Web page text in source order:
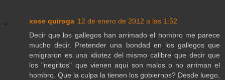
xose quiroga 12 de enero de 2012 a las 1:52
Decir que los gallegos han arrimado el hombro me parece
mucho decir. Pretender una bondad en los gallegos que
emigraron es una idiotez del mismo calibre que decir que
los "negritos" que vienen aqui son malos o no arriman el
hombro. Que la culpa la tienen los gobiernos? Desde luego,